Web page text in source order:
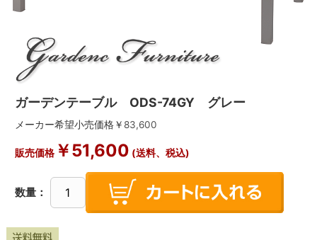
ガーデンテーブル ODS-74GY グレー
メーカー希望小売価格￥ 83,600
販売価格￥51,600 (送料、税込)
数量：